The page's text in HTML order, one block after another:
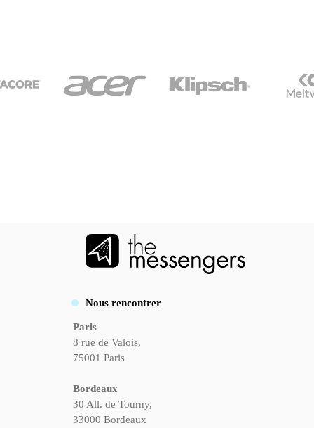
Nous rencontrer
Paris
8 rue de Valois,
75001 Paris
Bordeaux
30 All. de Tourny,
33000 Bordeaux